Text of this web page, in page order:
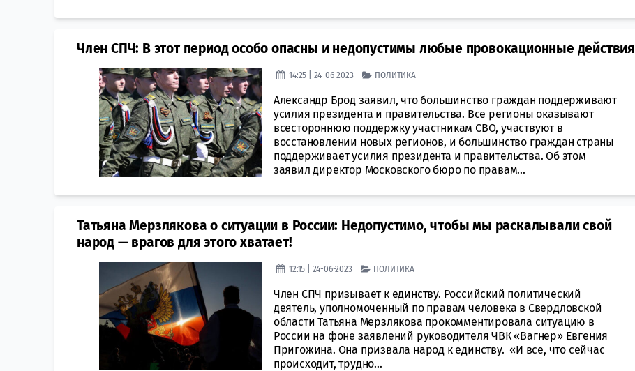
Член СПЧ: В этот период особо опасны и недопустимы любые провокационные действия
14:25 | 24-06-2023 ПОЛИТИКА
Александр Брод заявил, что большинство граждан поддерживают
усилия президента и правительства. Все регионы оказывают
всестороннюю поддержку участникам СВО, участвуют в
восстановлении новых регионов, и большинство граждан страны
поддерживает усилия президента и правительства. Об этом
заявил директор Московского бюро по правам...
Татьяна Мерзлякова о ситуации в России: Недопустимо, чтобы мы раскалывали свой
народ — врагов для этого хватает!
12:15 | 24-06-2023 ПОЛИТИКА
Член СПЧ призывает к единству. Российский политический
деятель, уполномоченный по правам человека в Свердловской
области Татьяна Мерзлякова прокомментировала ситуацию в
России на фоне заявлений руководителя ЧВК «Вагнер» Евгения
Пригожина. Она призвала народ к единству. «И все, что сейчас
происходит, трудно...